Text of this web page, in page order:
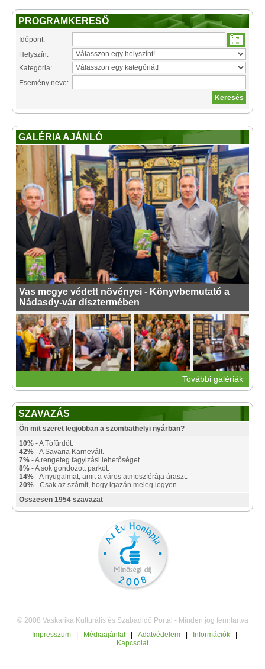
PROGRAMKERESŐ
Időpont:
Helyszín:
Kategória:
Esemény neve:
GALÉRIA AJÁNLÓ
Vas megye védett növényei - Könyvbemutató a
Nádasdy-vár dísztermében
További galériák
SZAVAZÁS
Ön mit szeret legjobban a szombathelyi nyárban?
10% - A Tófürdőt.
42% - A Savaria Karnevált.
7% - A rengeteg fagyizási lehetőséget.
8% - A sok gondozott parkot.
14% - A nyugalmat, amit a város atmoszférája áraszt.
20% - Csak az számít, hogy igazán meleg legyen.
Összesen 1954 szavazat
© 2008 Vaskarika Kulturális és Szabadidő Portál - Minden jog fenntartva
Impresszum
Médiaajánlat Adatvédelem Információk
Kapcsolat